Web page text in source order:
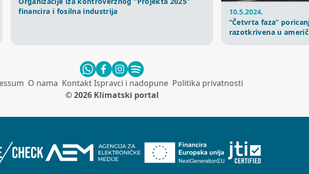
financira i fosilna industrija
10.5.2024.
“Četvrta faza”
razotkrivena u
O nama KontaktIspravci i nadopune Politika privatnosti
© 2026 Klimatski portal